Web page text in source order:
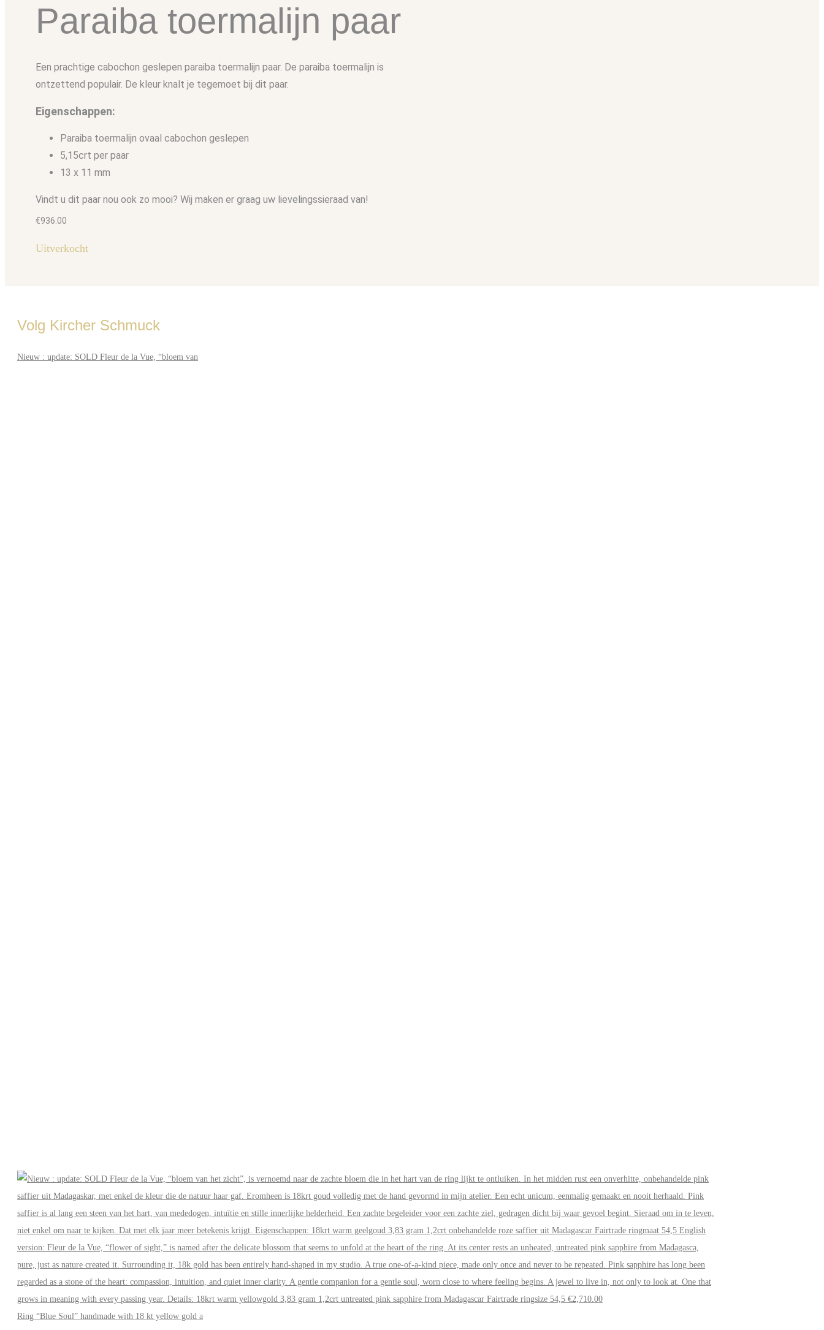
Paraiba toermalijn paar
Een prachtige cabochon geslepen paraiba toermalijn paar. De paraiba toermalijn is
ontzettend populair. De kleur knalt je tegemoet bij dit paar.
Eigenschappen:
Paraiba toermalijn ovaal cabochon geslepen
5,15crt per paar
13 x 11 mm
Vindt u dit paar nou ook zo mooi? Wij maken er graag uw lievelingssieraad van!
€936.00
Uitverkocht
Volg Kircher Schmuck
Nieuw : update: SOLD Fleur de la Vue, “bloem van
Ring “Blue Soul” handmade with 18 kt yellow gold a